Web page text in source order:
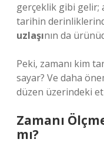
gerçeklik gibi gelir;
tarihin
uzlaşının da
Peki, zamanı kim
sayar? Ve daha
düzen üzerindeki
Zamanı
mı?